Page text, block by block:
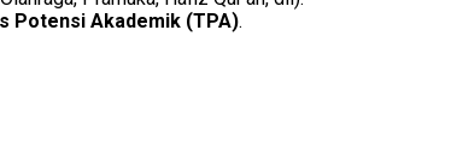
Potensi Akademik (TPA).